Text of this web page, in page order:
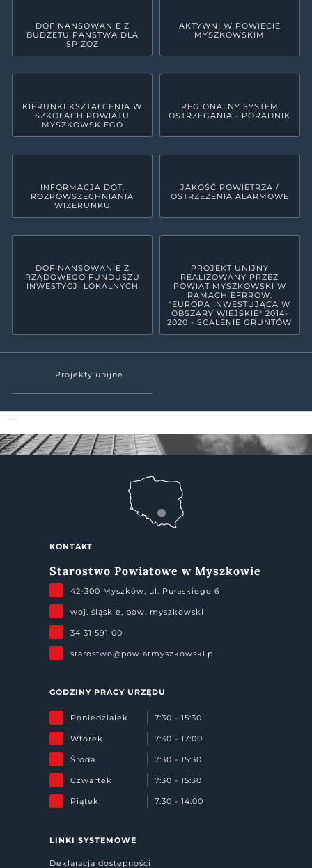
DOFINANSOWANIE Z
BUDŻETU PAŃSTWA DLA
SP ZOZ
AKTYWNI W POWIECIE
MYSZKOWSKIM
KIERUNKI KSZTAŁCENIA W
SZKOŁACH POWIATU
MYSZKOWSKIEGO
REGIONALNY SYSTEM
OSTRZEGANIA - PORADNIK
INFORMACJA DOT.
ROZPOWSZECHNIANIA
WIZERUNKU
JAKOŚĆ POWIETRZA /
OSTRZEŻENIA ALARMOWE
DOFINANSOWANIE Z
RZĄDOWEGO FUNDUSZU
INWESTYCJI LOKALNYCH
PROJEKT UNIJNY
REALIZOWANY PRZEZ
POWIAT MYSZKOWSKI W
RAMACH EFRROW:
"EUROPA INWESTUJĄCA W
OBSZARY WIEJSKIE" 2014-
2020 - SCALENIE GRUNTÓW
Projekty unijne
KONTAKT
Starostwo Powiatowe w Myszkowie
42-300 Myszków, ul. Pułaskiego 6
woj. śląskie, pow. myszkowski
34 31 591 00
starostwo@powiatmyszkowski.pl
GODZINY PRACY URZĘDU
Poniedziałek 7:30 - 15:30
Wtorek 7:30 - 17:00
Środa 7:30 - 15:30
Czwartek 7:30 - 15:30
Piątek 7:30 - 14:00
LINKI SYSTEMOWE
Deklaracja dostępności